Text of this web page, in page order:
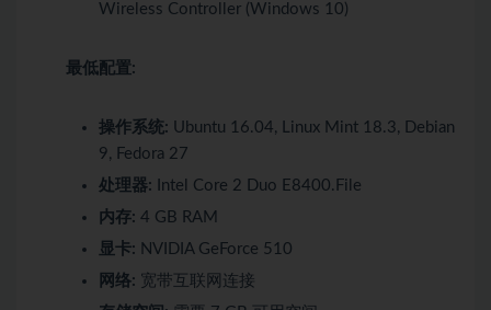
Wireless Controller (Windows 10)
最低配置:
操作系统: Ubuntu 16.04, Linux Mint 18.3, Debian
9, Fedora 27
处理器: Intel Core 2 Duo E8400.File
内存: 4 GB RAM
显卡: NVIDIA GeForce 510
网络: 宽带互联网连接